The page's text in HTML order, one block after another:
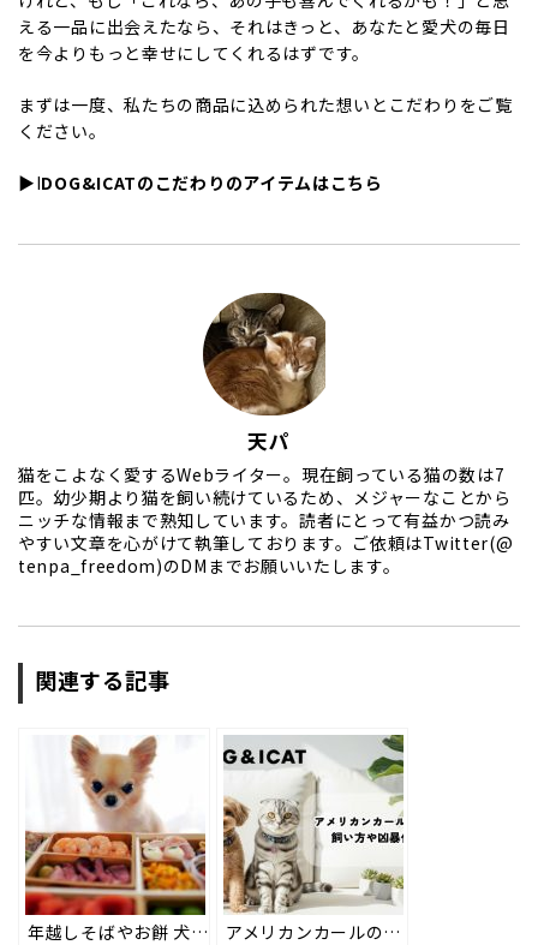
える一品に出会えたなら、それはきっと、あなたと愛犬の毎日
を今よりもっと幸せにしてくれるはずです。
まずは一度、私たちの商品に込められた想いとこだわりをご覧
ください。
▶︎IDOG&ICATのこだわりのアイテムはこちら
天パ
猫をこよなく愛するWebライター。現在飼っている猫の数は7
匹。幼少期より猫を飼い続けているため、メジャーなことから
ニッチな情報まで熟知しています。読者にとって有益かつ読み
やすい文章を心がけて執筆しております。ご依頼はTwitter(@
tenpa_freedom)のDMまでお願いいたします。
関連する記事
年越しそばやお餅 犬が食べても大丈夫？年末年始に気をつけたい食べもの #128 アメリカンカールの性格と5つの特徴｜飼い方や凶暴化の噂も徹底解説